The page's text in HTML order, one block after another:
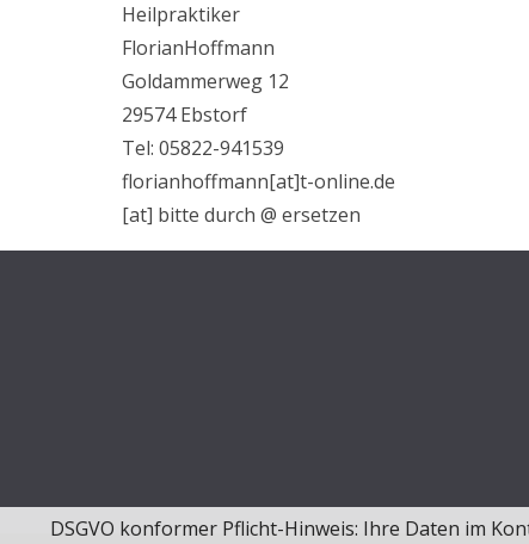
Heilpraktiker
FlorianHoffmann
Goldammerweg 12
29574 Ebstorf
Tel: 05822-941539
florianhoffmann[at]t-online.de
[at] bitte durch @ ersetzen
DSGVO konformer Pflicht-Hinweis: Ihre Daten im